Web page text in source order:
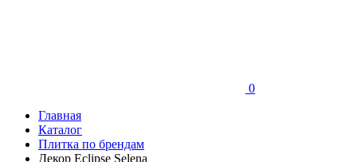
0
Главная
Каталог
Плитка по брендам
Декор Eclipse Selena